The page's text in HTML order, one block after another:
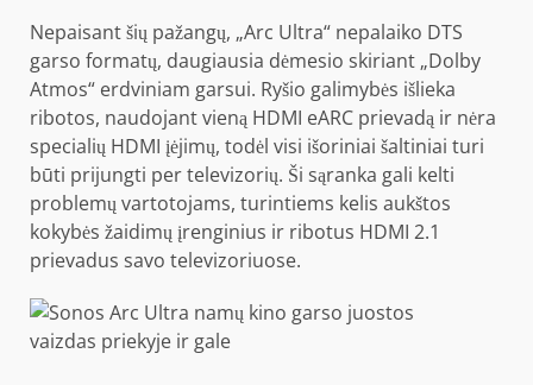
Nepaisant šių pažangų, „Arc Ultra“ nepalaiko DTS
garso formatų, daugiausia dėmesio skiriant „Dolby
Atmos“ erdviniam garsui. Ryšio galimybės išlieka
ribotos, naudojant vieną HDMI eARC prievadą ir nėra
specialių HDMI įėjimų, todėl visi išoriniai šaltiniai turi
būti prijungti per televizorių. Ši sąranka gali kelti
problemų vartotojams, turintiems kelis aukštos
kokybės žaidimų įrenginius ir ribotus HDMI 2.1
prievadus savo televizoriuose.